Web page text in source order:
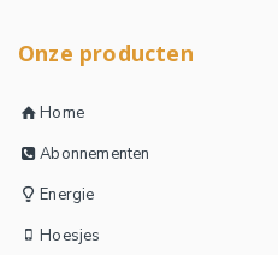
Onze producten
Home
Abonnementen
Energie
Hoesjes